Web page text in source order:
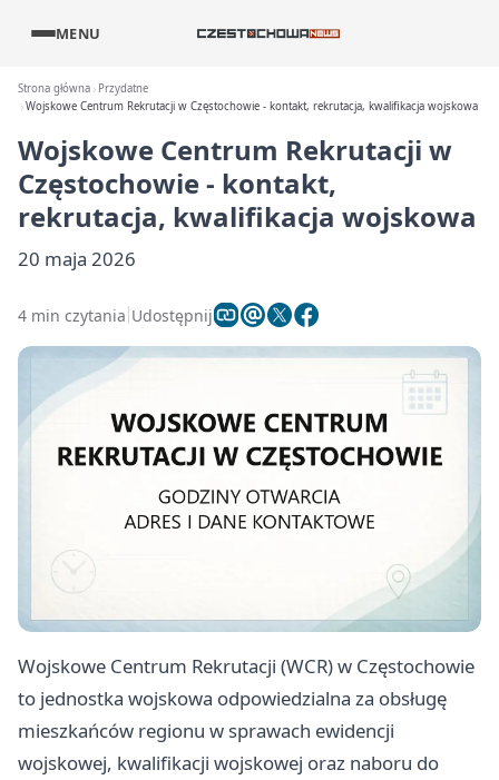
MENU
Strona główna
Przydatne
Wojskowe Centrum Rekrutacji w Częstochowie - kontakt, rekrutacja, kwalifikacja wojskowa
Wojskowe Centrum Rekrutacji w
Częstochowie - kontakt,
rekrutacja, kwalifikacja wojskowa
20 maja 2026
4 min czytania Udostępnij
Wojskowe Centrum Rekrutacji (WCR) w Częstochowie
to jednostka wojskowa odpowiedzialna za obsługę
mieszkańców regionu w sprawach ewidencji
wojskowej, kwalifikacji wojskowej oraz naboru do